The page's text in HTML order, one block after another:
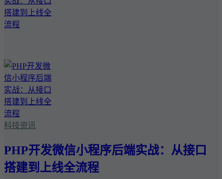
科技资讯
PHP开发微信小程序后端实战：从接口
搭建到上线全流程